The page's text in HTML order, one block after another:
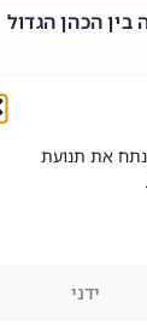
את תנועת
ידני
הכהן הגדול